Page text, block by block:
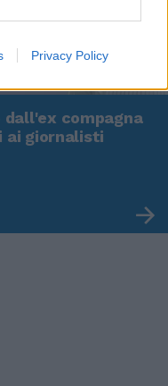
Privacy Policy
dall'ex compagna
ai giornalisti